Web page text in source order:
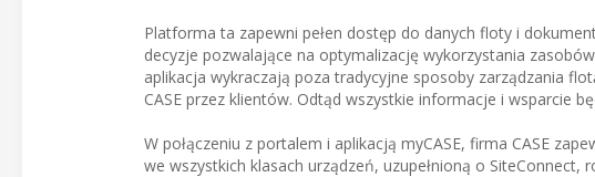
Platforma ta zapewni pełen dostęp do danych floty i
decyzje pozwalające na optymalizację wykorzystania
aplikacja wykraczają poza tradycyjne sposoby zarządzania
CASE przez klientów. Odtąd wszystkie informacje i wsparcie
W połączeniu z portalem i aplikacją myCASE, firma CASE
we wszystkich klasach urządzeń, uzupełnioną o SiteConnect,